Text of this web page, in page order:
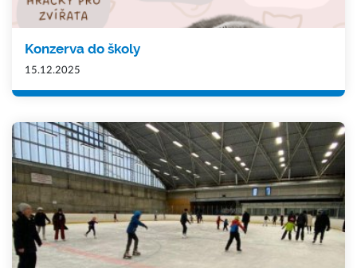
Konzerva do školy
15.12.2025